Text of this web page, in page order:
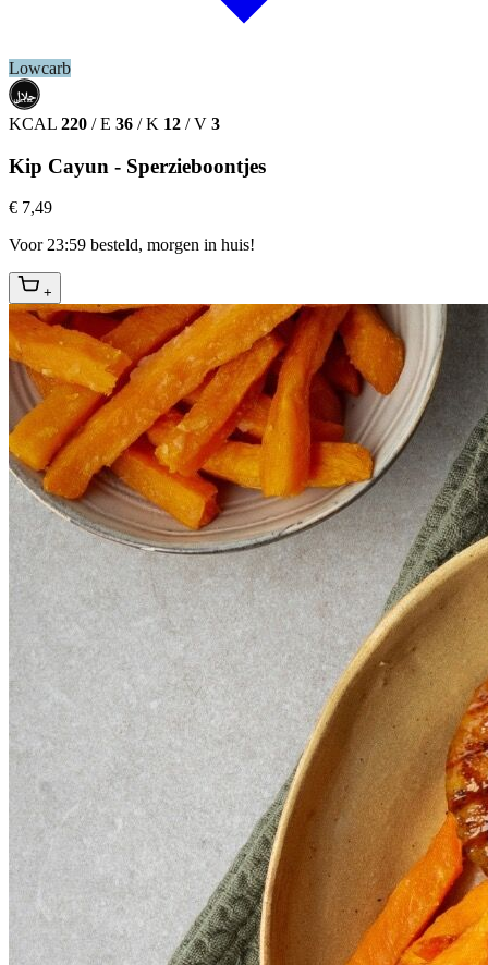
Lowcarb
حلال
HALAL
KCAL 220 / E 36 / K 12 / V 3
Kip Cayun - Sperzieboontjes
€ 7,49
Voor 23:59 besteld, morgen in huis!
+